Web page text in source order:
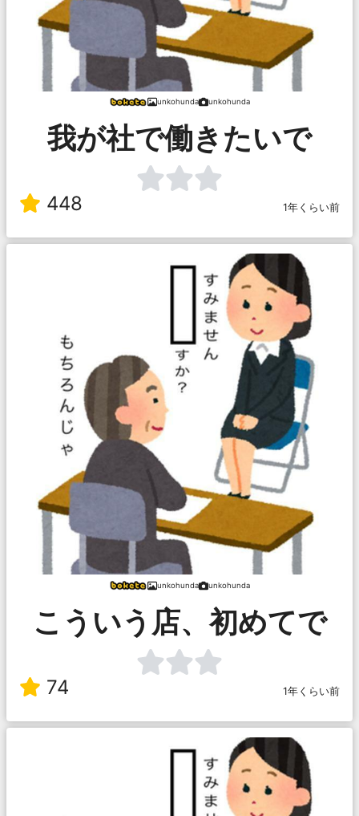
unkohunda unkohunda
我が社で働きたいで
448 1年くらい前
unkohunda unkohunda
こういう店、初めてで
74 1年くらい前